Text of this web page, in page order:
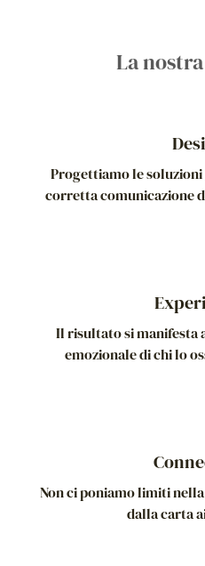
La
Progettiamo le
corretta comunicazione
Il risultato si manifesta
emozionaledi chi lo
Non ci poniamo limiti
dalla carta